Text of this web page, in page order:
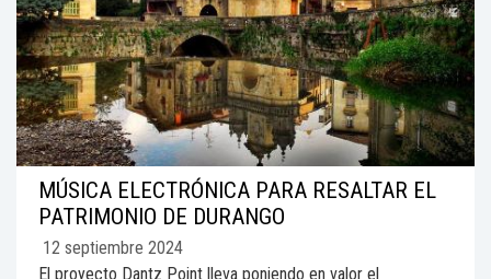
MÚSICA ELECTRÓNICA PARA RESALTAR EL
PATRIMONIO DE DURANGO
12 septiembre 2024
El proyecto Dantz Point lleva poniendo en valor el